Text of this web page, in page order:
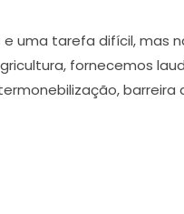
e uma tarefa difícil, mas
fornecemos